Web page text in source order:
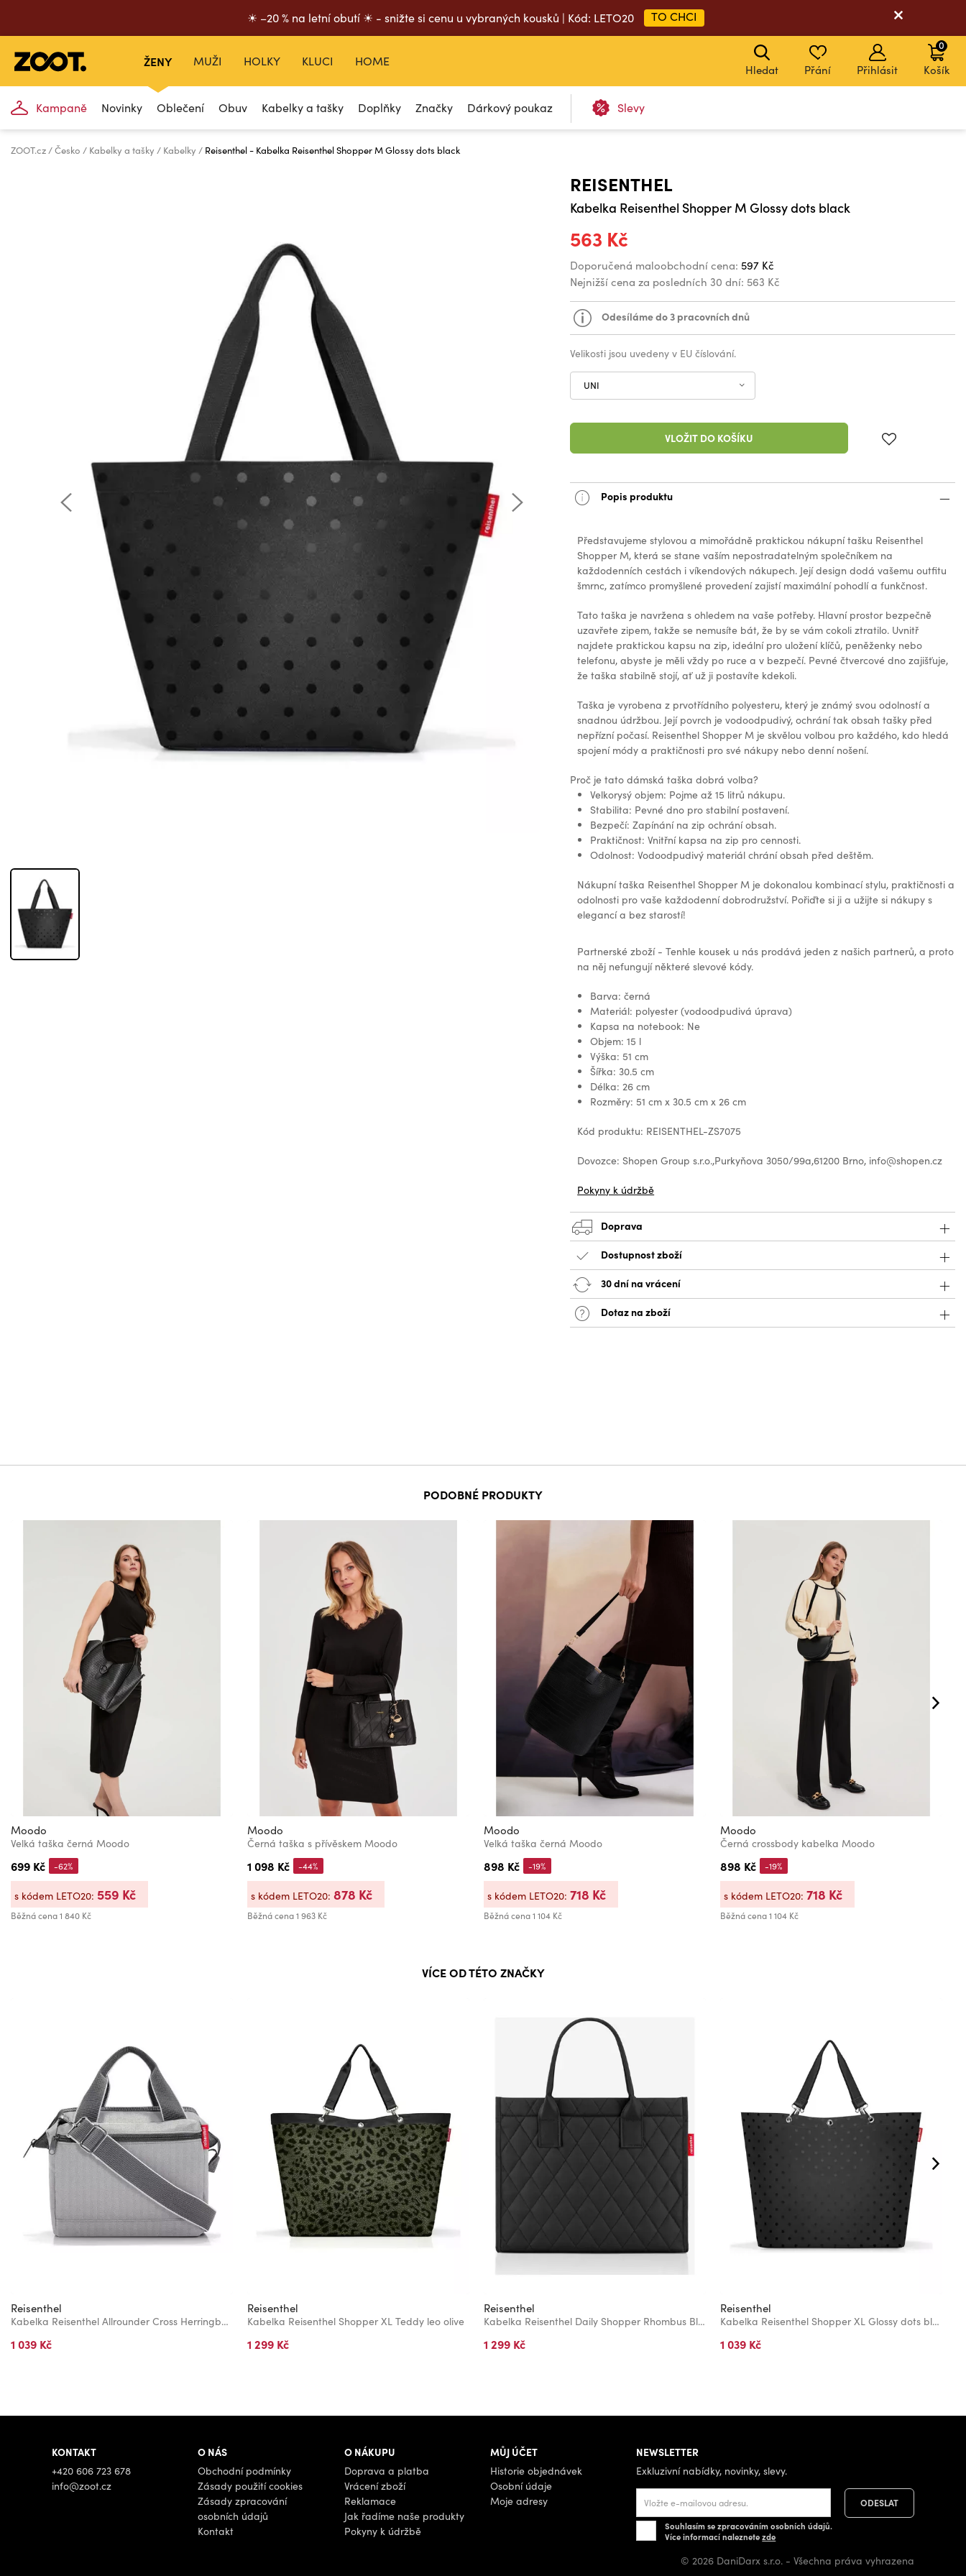
☀ –20 % na letní obutí ☀ - snižte si cenu u vybraných kousků | Kód: LETO20 TO CHCI
ŽENY
Kampaně Novinky Oblečení Obuv Kabelky a tašky Doplňky Značky Dárkový poukaz Slevy
MUŽI HOLKY KLUCI HOME
Hledat Přání Přihlásit Košík
0
ZOOT.cz Česko Kabelky a tašky Kabelky Reisenthel - Kabelka Reisenthel Shopper M Glossy dots black
REISENTHEL
Kabelka Reisenthel Shopper M Glossy dots black
563 Kč
Doporučená maloobchodní cena: 597 Kč
Nejnižší cena za posledních 30 dní: 563 Kč
Odesíláme do 3 pracovních dnů
Velikosti jsou uvedeny v EU číslování.
UNI
VLOŽIT DO KOŠÍKU
Popis produktu
Představujeme stylovou a mimořádně praktickou nákupní tašku Reisenthel
Shopper M, která se stane vaším nepostradatelným společníkem na
každodenních cestách i víkendových nákupech. Její design dodá vašemu outfitu
šmrnc, zatímco promyšlené provedení zajistí maximální pohodlí a funkčnost.
Tato taška je navržena s ohledem na vaše potřeby. Hlavní prostor bezpečně
uzavřete zipem, takže se nemusíte bát, že by se vám cokoli ztratilo. Uvnitř
najdete praktickou kapsu na zip, ideální pro uložení klíčů, peněženky nebo
telefonu, abyste je měli vždy po ruce a v bezpečí. Pevné čtvercové dno zajišťuje,
že taška stabilně stojí, ať už ji postavíte kdekoli.
Taška je vyrobena z prvotřídního polyesteru, který je známý svou odolností a
snadnou údržbou. Její povrch je vodoodpudivý, ochrání tak obsah tašky před
nepřízní počasí. Reisenthel Shopper M je skvělou volbou pro každého, kdo hledá
spojení módy a praktičnosti pro své nákupy nebo denní nošení.
Proč je tato dámská taška dobrá volba?
Velkorysý objem: Pojme až 15 litrů nákupu.
Stabilita: Pevné dno pro stabilní postavení.
Bezpečí: Zapínání na zip ochrání obsah.
Praktičnost: Vnitřní kapsa na zip pro cennosti.
Odolnost: Vodoodpudivý materiál chrání obsah před deštěm.
Nákupní taška Reisenthel Shopper M je dokonalou kombinací stylu, praktičnosti a
odolnosti pro vaše každodenní dobrodružství. Pořiďte si ji a užijte si nákupy s
elegancí a bez starostí!
Partnerské zboží - Tenhle kousek u nás prodává jeden z našich partnerů, a proto
na něj nefungují některé slevové kódy.
Barva: černá
Materiál: polyester (vodoodpudivá úprava)
Kapsa na notebook: Ne
Objem: 15 l
Výška: 51 cm
Šířka: 30.5 cm
Délka: 26 cm
Rozměry: 51 cm x 30.5 cm x 26 cm
Kód produktu: REISENTHEL-ZS7075
Dovozce: Shopen Group s.r.o.,Purkyňova 3050/99a,61200 Brno, info@shopen.cz
Pokyny k údržbě
Doprava
Dostupnost zboží
30 dní na vrácení
Dotaz na zboží
PODOBNÉ PRODUKTY
Moodo
Velká taška černá Moodo
699 Kč
Běžná cena1 840 Kč
-62%
s kódem LETO20: 559 Kč
Moodo
Černá taška s přívěskem Moodo
1 098 Kč
Běžná cena1 963 Kč
-44%
s kódem LETO20: 878 Kč
Moodo
Velká taška černá Moodo
898 Kč
Běžná cena1 104 Kč
-19%
s kódem LETO20: 718 Kč
Moodo
Černá crossbody kabelka Moodo
898 Kč
Běžná cena1 104 Kč
-19%
s kódem LETO20: 718 Kč
VÍCE OD TÉTO ZNAČKY
Reisenthel
Kabelka Reisenthel Allrounder Cross Herringbone Grey
1 039 Kč
Reisenthel
Kabelka Reisenthel Shopper XL Teddy leo olive
1 299 Kč
Reisenthel
Kabelka Reisenthel Daily Shopper Rhombus Black
1 299 Kč
Reisenthel
Kabelka Reisenthel Shopper XL Glossy dots black
1 039 Kč
KONTAKT
+420 606 723 678
info@zoot.cz
O NÁS
Obchodní podmínky
Zásady použití cookies
Zásady zpracování
osobních údajů
Kontakt
O NÁKUPU
Doprava a platba
Vrácení zboží
Reklamace
Jak řadíme naše produkty
Pokyny k údržbě
MŮJ ÚČET
Historie objednávek
Osobní údaje
Moje adresy
NEWSLETTER
Exkluzivní nabídky, novinky, slevy.
Souhlasím se zpracováním osobních údajů.
Více informací naleznetezde
© 2026 DaniDarx s.r.o. - Všechna práva vyhrazena